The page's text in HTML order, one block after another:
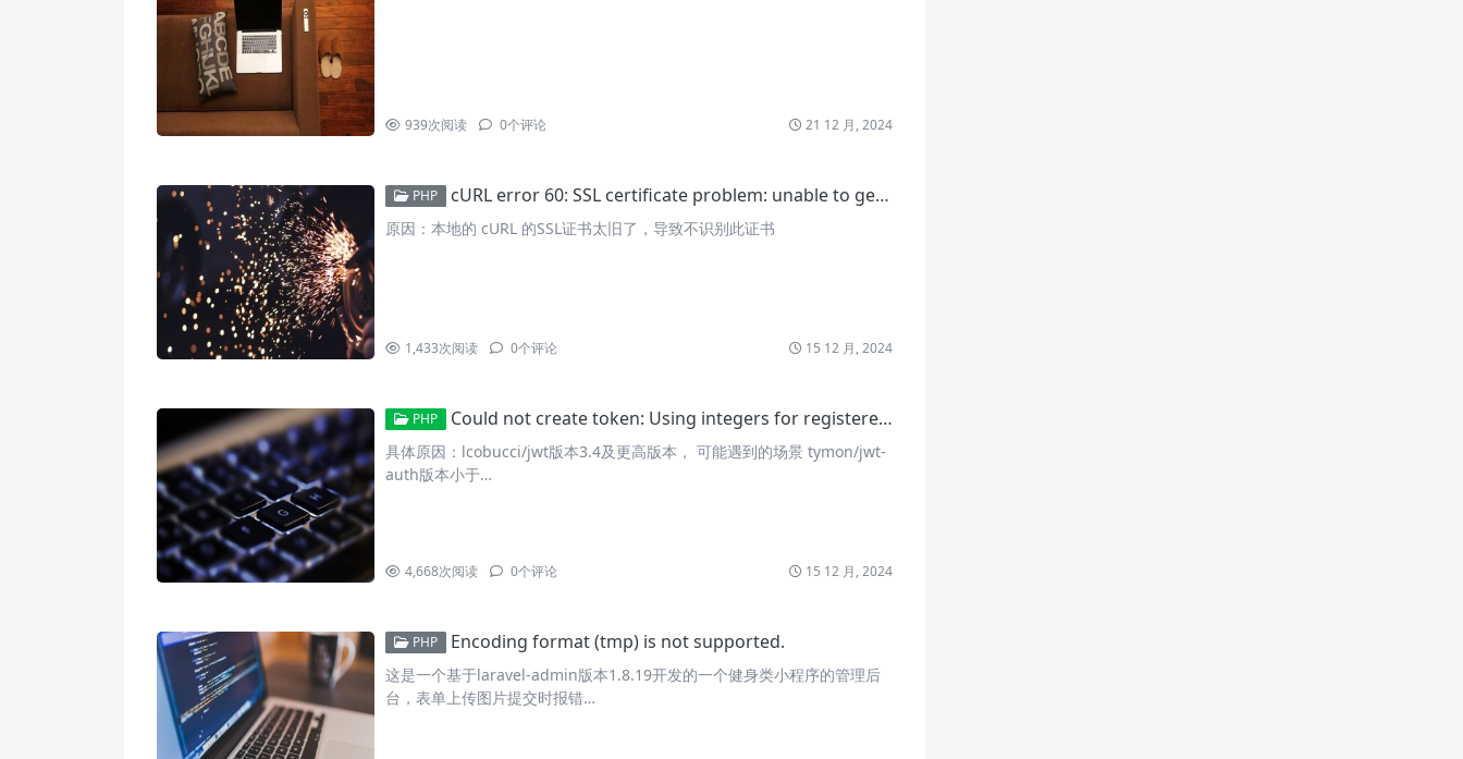
939次阅读 0个评论 21 12 月, 2024
PHP cURL error 60: SSL certificate problem: unable to get local issuer certificate
原因：本地的 cURL 的SSL证书太旧了，导致不识别此证书
1,433次阅读 0个评论 15 12 月, 2024
PHP Could not create token: Using integers for registered date claims is deprecated, please use DateTimeImmutable objects instead.
具体原因：lcobucci/jwt版本3.4及更高版本， 可能遇到的场景 tymon/jwt-
auth版本小于…
4,668次阅读 0个评论 15 12 月, 2024
PHP Encoding format (tmp) is not supported.
这是一个基于laravel-admin版本1.8.19开发的一个健身类小程序的管理后
台，表单上传图片提交时报错…